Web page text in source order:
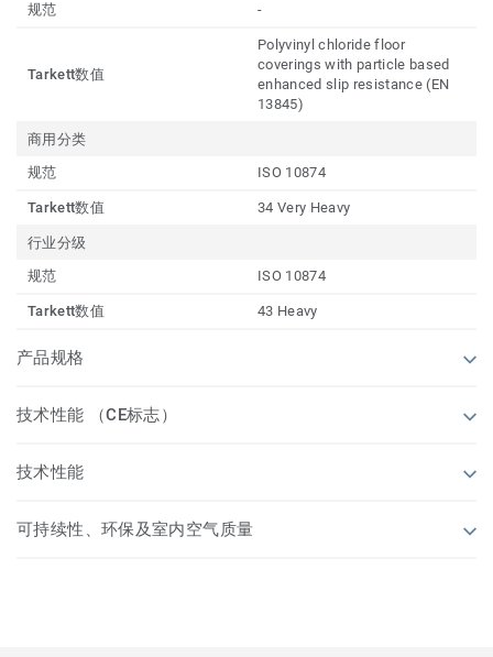
规范
-
Tarkett数值
Polyvinyl chloride floor
coverings with particle based
enhanced slip resistance (EN
13845)
商用分类
规范
ISO 10874
Tarkett数值 34 Very Heavy
行业分级
规范
ISO 10874
Tarkett数值 43 Heavy
产品规格
技术性能 （CE标志）
技术性能
可持续性、环保及室内空气质量